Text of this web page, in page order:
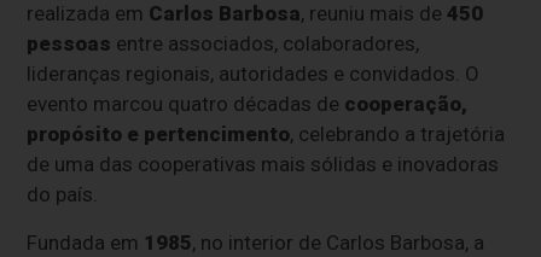
realizada em Carlos Barbosa, reuniu mais de450
pessoas entre associados, colaboradores,
lideranças regionais, autoridades e convidados. O
evento marcou quatro décadas de cooperação,
propósito e pertencimento, celebrando a trajetória
de uma das cooperativas mais sólidas e inovadoras
do país.
Fundada em 1985, no interior de Carlos Barbosa, a